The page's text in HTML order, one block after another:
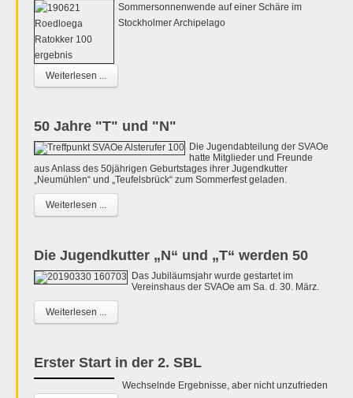
Sommersonnenwende auf einer Schäre im
Stockholmer Archipelago
Weiterlesen ...
50 Jahre "T" und "N"
Die Jugendabteilung der SVAOe
hatte Mitglieder und Freunde
aus Anlass des 50jährigen Geburtstages ihrer Jugendkutter
„Neumühlen“ und „Teufelsbrück“ zum Sommerfest geladen.
Weiterlesen ...
Die Jugendkutter „N“ und „T“ werden 50
Das Jubiläumsjahr wurde gestartet im
Vereinshaus der SVAOe am Sa. d. 30. März.
Weiterlesen ...
Erster Start in der 2. SBL
Wechselnde Ergebnisse, aber nicht unzufrieden